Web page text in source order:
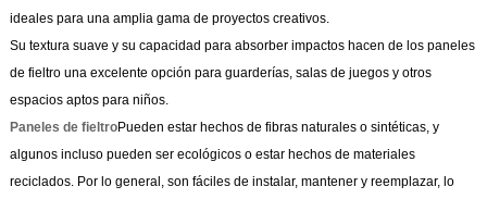
ideales para una amplia gama de proyectos creativos.
Su textura suave y su capacidad para absorber impactos hacen de los paneles
de fieltro una excelente opción para guarderías, salas de juegos y otros
espacios aptos para niños.
Paneles de fieltroPueden estar hechos de fibras naturales o sintéticas, y
algunos incluso pueden ser ecológicos o estar hechos de materiales
reciclados. Por lo general, son fáciles de instalar, mantener y reemplazar, lo